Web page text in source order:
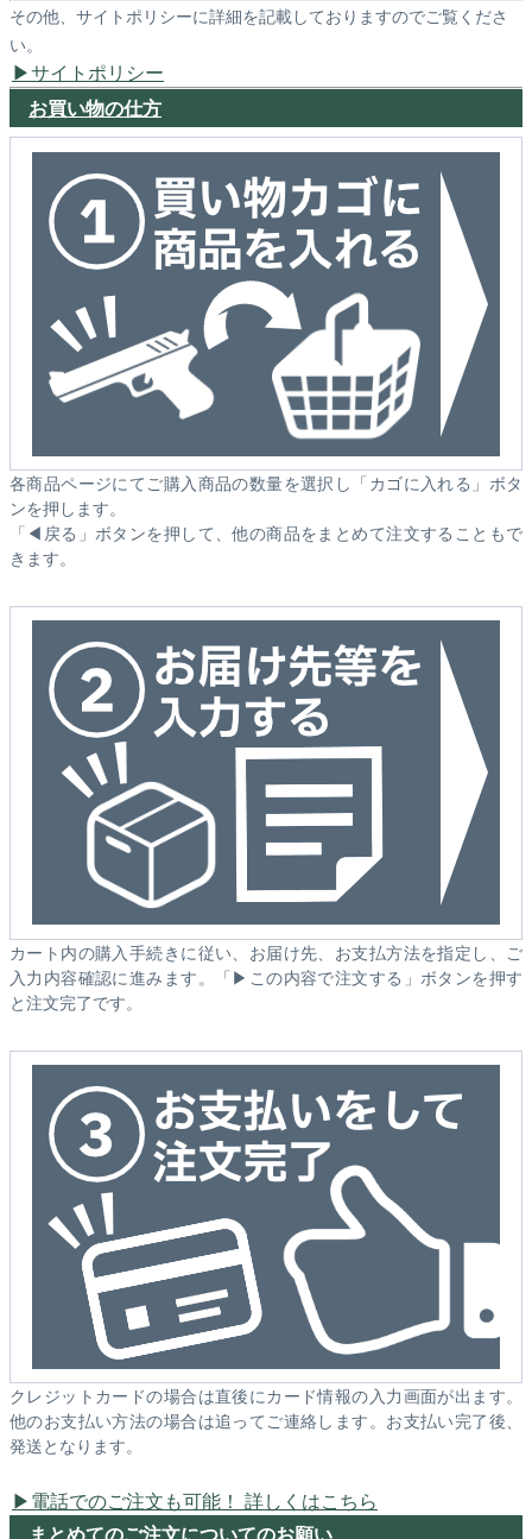
その他、サイトポリシーに詳細を記載しておりますのでご覧くださ
い。
サイトポリシー
お買い物の仕方
各商品ページにてご購入商品の数量を選択し「カゴに入れる」ボタ
ンを押します。
「◀戻る」ボタンを押して、他の商品をまとめて注文することもで
きます。
カート内の購入手続きに従い、お届け先、お支払方法を指定し、ご
入力内容確認に進みます。「▶この内容で注文する」ボタンを押す
と注文完了です。
クレジットカードの場合は直後にカード情報の入力画面が出ます。
他のお支払い方法の場合は追ってご連絡します。お支払い完了後、
発送となります。
電話でのご注文も可能！ 詳しくはこちら